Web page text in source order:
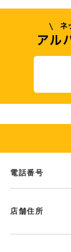
電話番号
店舗住所